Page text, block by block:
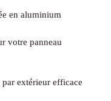
en aluminium
votre panneau
extérieur efficace